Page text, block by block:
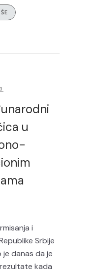
u
i
Srbije
danas da je
kada